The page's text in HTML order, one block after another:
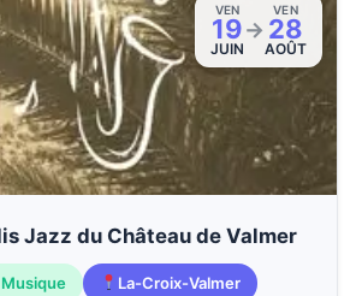
VEN
19
JUIN
→
VEN
28
AOÛT
Jazz du Château de Valmer
La-Croix-Valmer